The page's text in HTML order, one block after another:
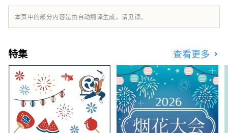
本页中的部分内容是由自动翻译生成，请见谅。
特集 查看更多